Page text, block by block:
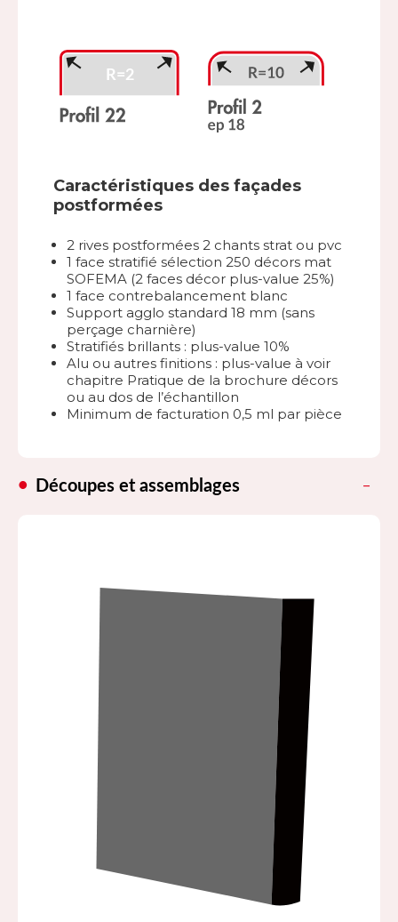
Caractéristiques des façades
postformées
2 rives postformées 2 chants strat ou pvc
1 face stratifié sélection 250 décors mat
SOFEMA (2 faces décor plus-value 25%)
1 face contrebalancement blanc
Support agglo standard 18 mm (sans
perçage charnière)
Stratifiés brillants : plus-value 10%
Alu ou autres finitions : plus-value à voir
chapitre Pratique de la brochure décors
ou au dos de l’échantillon
Minimum de facturation 0,5 ml par pièce
Découpes et assemblages